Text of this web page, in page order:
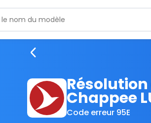
Chappee
Code erreur 95E